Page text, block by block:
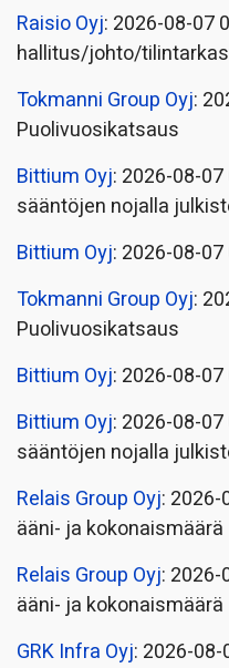
Raisio Oyj: 2026-08-07
hallitus/johto/
Tokmanni Group Oyj:
Puolivuosikatsaus
Bittium Oyj: 2026-08-
sääntöjen nojalla
Bittium Oyj: 2026-08-
Tokmanni Group Oyj:
Puolivuosikatsaus
Bittium Oyj: 2026-08-
Bittium Oyj: 2026-08-
sääntöjen nojalla
Relais Group Oyj: 2026-
ääni- ja kokonaismäärä
Relais Group Oyj: 2026-
ääni- ja kokonaismäärä
GRK Infra Oyj: 2026-